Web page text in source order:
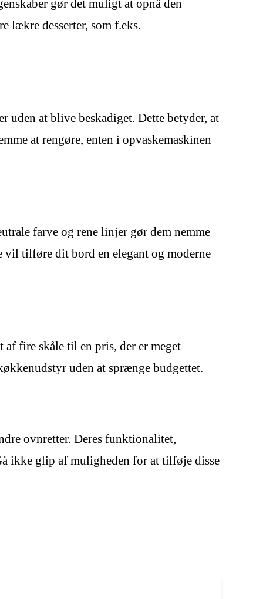
gør det muligt at opnå den
lækre desserter, som f.eks.
uden at blive beskadiget. Dette betyder, at
at rengøre, enten i opvaskemaskinen
farve og rene linjer gør dem nemme
vil tilføre dit bord en elegant og moderne
fire skåle til en pris, der er meget
uden at sprænge budgettet.
ovnretter. Deres funktionalitet,
ikke glip af muligheden for at tilføje disse